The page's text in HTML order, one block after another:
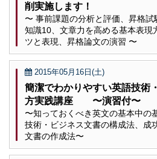
削実施します！
〜 事前課題の分析と評価、昇格
知識10、文章力を高める基本表現
ツと表現、昇格論文の演習 〜
2015年05月16日(土)
簡潔でわかりやすい英語技術
方実践講座 〜演習付〜
〜知っておくべき英文の基本中の
技術・ビジネス文書の構成法、成
文書の作成法〜